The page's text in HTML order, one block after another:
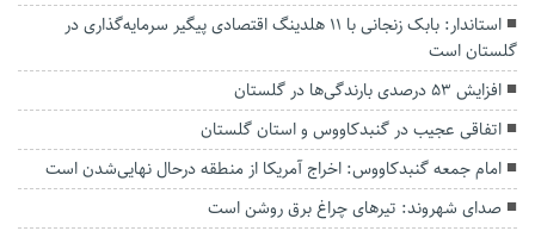
استاندار: بابک زنجانی با ۱۱ هلدینگ اقتصادی پیگیر سرمایه‌گذاری در
گلستان است
افزایش ۵۳ درصدی بارندگی‌ها در گلستان
اتفاقی عجیب در‌ گنبدکاووس و استان گلستان
امام جمعه گنبدکاووس: اخراج آمریکا از منطقه درحال نهایی‌شدن است
صدای شهروند: تیرهای چراغ برق روشن است